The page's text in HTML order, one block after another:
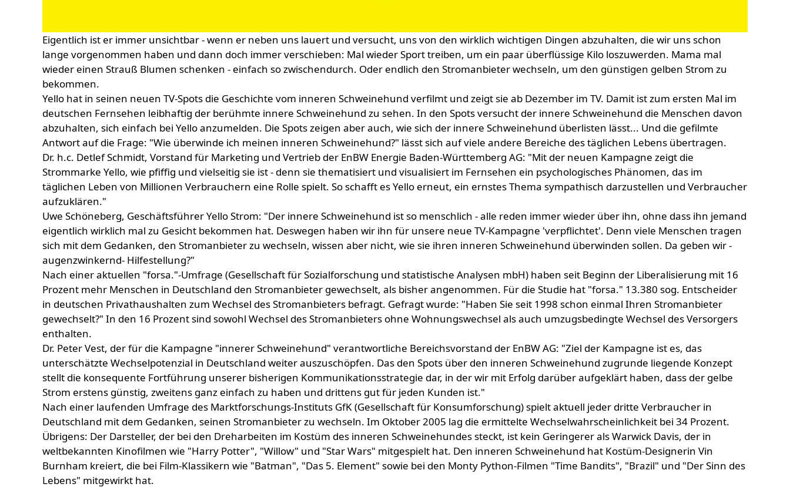
Eigentlich ist er immer unsichtbar - wenn er neben uns lauert und versucht, uns von den wirklich wichtigen Dingen abzuhalten, die wir uns schon
lange vorgenommen haben und dann doch immer verschieben: Mal wieder Sport treiben, um ein paar überflüssige Kilo loszuwerden. Mama mal
wieder einen Strauß Blumen schenken - einfach so zwischendurch. Oder endlich den Stromanbieter wechseln, um den günstigen gelben Strom zu
bekommen.
Yello hat in seinen neuen TV-Spots die Geschichte vom inneren Schweinehund verfilmt und zeigt sie ab Dezember im TV. Damit ist zum ersten Mal im
deutschen Fernsehen leibhaftig der berühmte innere Schweinehund zu sehen. In den Spots versucht der innere Schweinehund die Menschen davon
abzuhalten, sich einfach bei Yello anzumelden. Die Spots zeigen aber auch, wie sich der innere Schweinehund überlisten lässt... Und die gefilmte
Antwort auf die Frage: "Wie überwinde ich meinen inneren Schweinehund?" lässt sich auf viele andere Bereiche des täglichen Lebens übertragen.
Dr. h.c. Detlef Schmidt, Vorstand für Marketing und Vertrieb der EnBW Energie Baden-Württemberg AG: "Mit der neuen Kampagne zeigt die
Strommarke Yello, wie pfiffig und vielseitig sie ist - denn sie thematisiert und visualisiert im Fernsehen ein psychologisches Phänomen, das im
täglichen Leben von Millionen Verbrauchern eine Rolle spielt. So schafft es Yello erneut, ein ernstes Thema sympathisch darzustellen und Verbraucher
aufzuklären."
Uwe Schöneberg, Geschäftsführer Yello Strom: "Der innere Schweinehund ist so menschlich - alle reden immer wieder über ihn, ohne dass ihn jemand
eigentlich wirklich mal zu Gesicht bekommen hat. Deswegen haben wir ihn für unsere neue TV-Kampagne 'verpflichtet'. Denn viele Menschen tragen
sich mit dem Gedanken, den Stromanbieter zu wechseln, wissen aber nicht, wie sie ihren inneren Schweinehund überwinden sollen. Da geben wir -
augenzwinkernd- Hilfestellung?"
Nach einer aktuellen "forsa."-Umfrage (Gesellschaft für Sozialforschung und statistische Analysen mbH) haben seit Beginn der Liberalisierung mit 16
Prozent mehr Menschen in Deutschland den Stromanbieter gewechselt, als bisher angenommen. Für die Studie hat "forsa." 13.380 sog. Entscheider
in deutschen Privathaushalten zum Wechsel des Stromanbieters befragt. Gefragt wurde: "Haben Sie seit 1998 schon einmal Ihren Stromanbieter
gewechselt?" In den 16 Prozent sind sowohl Wechsel des Stromanbieters ohne Wohnungswechsel als auch umzugsbedingte Wechsel des Versorgers
enthalten.
Dr. Peter Vest, der für die Kampagne "innerer Schweinehund" verantwortliche Bereichsvorstand der EnBW AG: "Ziel der Kampagne ist es, das
unterschätzte Wechselpotenzial in Deutschland weiter auszuschöpfen. Das den Spots über den inneren Schweinehund zugrunde liegende Konzept
stellt die konsequente Fortführung unserer bisherigen Kommunikationsstrategie dar, in der wir mit Erfolg darüber aufgeklärt haben, dass der gelbe
Strom erstens günstig, zweitens ganz einfach zu haben und drittens gut für jeden Kunden ist."
Nach einer laufenden Umfrage des Marktforschungs-Instituts GfK (Gesellschaft für Konsumforschung) spielt aktuell jeder dritte Verbraucher in
Deutschland mit dem Gedanken, seinen Stromanbieter zu wechseln. Im Oktober 2005 lag die ermittelte Wechselwahrscheinlichkeit bei 34 Prozent.
Übrigens: Der Darsteller, der bei den Dreharbeiten im Kostüm des inneren Schweinehundes steckt, ist kein Geringerer als Warwick Davis, der in
weltbekannten Kinofilmen wie "Harry Potter", "Willow" und "Star Wars" mitgespielt hat. Den inneren Schweinehund hat Kostüm-Designerin Vin
Burnham kreiert, die bei Film-Klassikern wie "Batman", "Das 5. Element" sowie bei den Monty Python-Filmen "Time Bandits", "Brazil" und "Der Sinn des
Lebens" mitgewirkt hat.